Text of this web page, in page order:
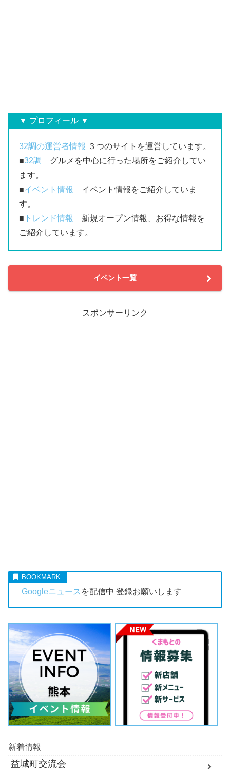
▼ プロフィール ▼
32調の運営者情報 ３つのサイトを運営しています。
■32調
グルメを中心に行った場所をご紹介してい
ます。
■イベント情報
イベント情報をご紹介していま
す。
■ トレンド情報
新規オープン情報、お得な情報を
ご紹介しています。
イベント一覧
スポンサーリンク
Googleニュース を配信中 登録お願いします
新着情報
益城町交流会